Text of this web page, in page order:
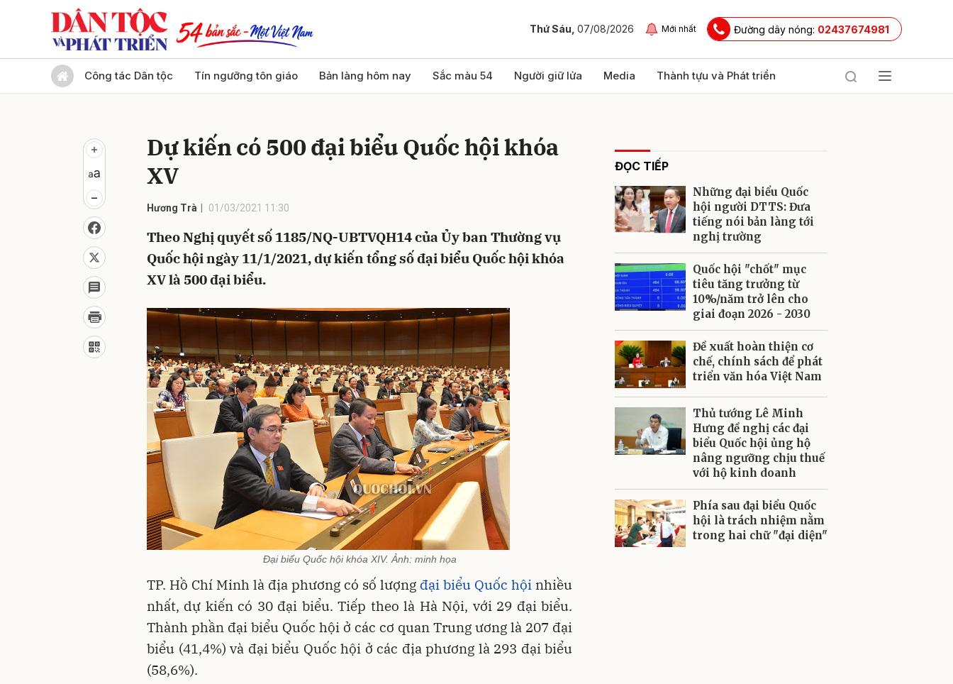
Thứ Sáu, 07/08/2026 Mới nhất Đường dây nóng: 02437674981
Công tác Dân tộc Tín ngưỡng tôn giáo Bản làng hôm nay Sắc màu 54 Người giữ lửa Media Thành tựu và Phát triển
Dự kiến có 500 đại biểu Quốc hội khóa
XV
Hương Trà 01/03/2021 11:30
Theo Nghị quyết số 1185/NQ-UBTVQH14 của Ủy ban Thường vụ
Quốc hội ngày 11/1/2021, dự kiến tổng số đại biểu Quốc hội khóa
XV là 500 đại biểu.
Đại biểu Quốc hội khóa XIV. Ảnh: minh họa
TP. Hồ Chí Minh là địa phương có số lượng đại biểu Quốc hội nhiều
nhất, dự kiến có 30 đại biểu. Tiếp theo là Hà Nội, với 29 đại biểu.
Thành phần đại biểu Quốc hội ở các cơ quan Trung ương là 207 đại
biểu (41,4%) và đại biểu Quốc hội ở các địa phương là 293 đại biểu
(58,6%).
ĐỌC TIẾP
Những đại biểu Quốc
hội người DTTS: Đưa
tiếng nói bản làng tới
nghị trường
Quốc hội "chốt" mục
tiêu tăng trưởng từ
10%/năm trở lên cho
giai đoạn 2026 - 2030
Đề xuất hoàn thiện cơ
chế, chính sách để phát
triển văn hóa Việt Nam
Thủ tướng Lê Minh
Hưng đề nghị các đại
biểu Quốc hội ủng hộ
nâng ngưỡng chịu thuế
với hộ kinh doanh
Phía sau đại biểu Quốc
hội là trách nhiệm nằm
trong hai chữ "đại diện"
Gửi bình luận
Hủy Gửi